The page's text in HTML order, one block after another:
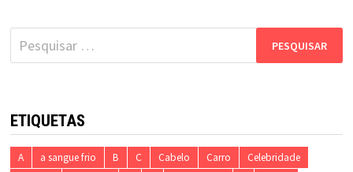
Pesquisar
por:
ETIQUETAS
A a sangue frio B C Cabelo Carro
Celebridade